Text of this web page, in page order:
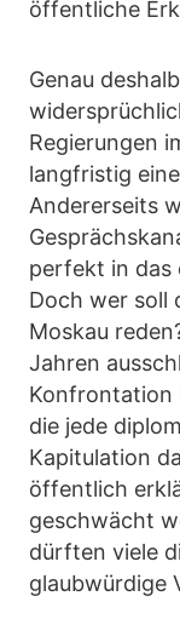
öffentliche
Genau
Regierungen
langfristig
Andererseits
perfekt in das
Doch wer soll
Moskau
Jahren
Konfrontation
die jede
Kapitulation
öffentlich
geschwächt
dürften viele
glaubwürdige